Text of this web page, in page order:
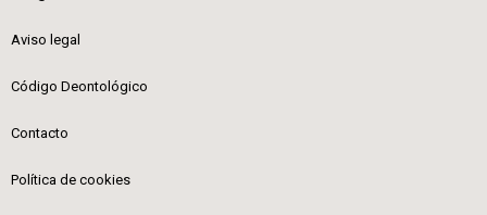
Aviso legal
Código Deontológico
Contacto
Política de cookies